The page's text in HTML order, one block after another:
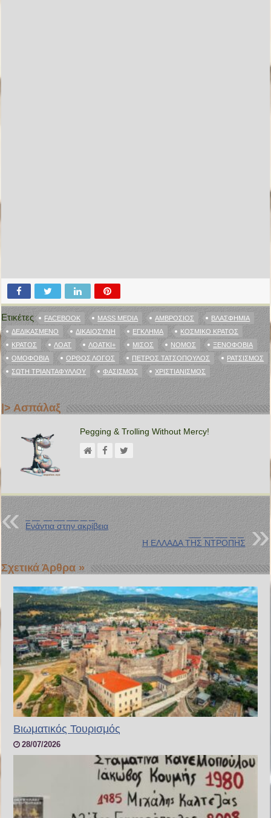
Ετικέτες FACEBOOK MASS MEDIA ΑΜΒΡΌΣΙΟΣ
ΒΛΑΣΦΗΜΊΑ
ΔΕΔΙΚΑΣΜΈΝΟ
ΔΙΚΑΙΟΣΥΝΗ ΈΓΚΛΗΜΑ
ΚΟΣΜΙΚΌ ΚΡΆΤΟΣ
ΚΡΆΤΟΣ
ΛΟΑΤ ΛΟΑΤΚΙ+ ΜΊΣΟΣ ΝΌΜΟΣ
ΞΕΝΟΦΟΒΊΑ
ΟΜΟΦΟΒΊΑ
ΟΡΘΌΣ ΛΌΓΟΣ ΠΈΤΡΟΣ ΤΑΤΣΌΠΟΥΛΟΣ
ΡΑΤΣΙΣΜΌΣ
ΣΏΤΗ ΤΡΙΑΝΤΑΦΎΛΛΟΥ
ΦΑΣΙΣΜΌΣ ΧΡΙΣΤΙΑΝΙΣΜΌΣ
|> Ασπάλαξ
Pegging & Trolling Without Mercy!
Προηγούμενη Ανάρτηση
Ενάντια στην ακρίβεια
Επόμενη Ανάρτηση
Η ΕΛΛΑΔΑ ΤΗΣ ΝΤΡΟΠΗΣ
Σχετικά Άρθρα »
Bιωματικός Τουρισμός
28/07/2026